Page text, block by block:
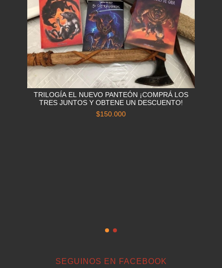
TRILOGÍA EL NUEVO PANTEÓN ¡COMPRÁ LOS
TRES JUNTOS Y OBTENE UN DESCUENTO!
$150.000
SEGUINOS EN FACEBOOK